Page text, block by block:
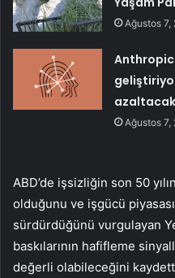
Ağustos 7,
Ağustos 7,
ABD’de işsizliğin son 50
olduğunu ve işgücü
sürdürdüğünü vurgulayan
baskılarının hafifleme
değerli olabileceğini